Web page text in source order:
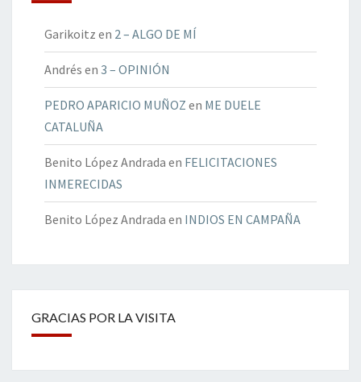
Garikoitz en 2 – ALGO DE MÍ
Andrés en 3 – OPINIÓN
PEDRO APARICIO MUÑOZ en ME DUELE
CATALUÑA
Benito López Andrada en FELICITACIONES
INMERECIDAS
Benito López Andrada en INDIOS EN CAMPAÑA
GRACIAS POR LA VISITA